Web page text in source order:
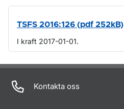
TSFS 2016:126 (pdf 252kB)
I kraft 2017-01-01.
Om sidan
Kontakta oss